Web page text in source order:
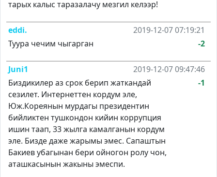
тарых калыс таразалачу мезгил келээр!
eddi.
2019-12-07 07:19:21
Туура чечим чыгарган
-2
Juni1
2019-12-07 09:47:46
Биздикилер аз срок берип жаткандай
сезилет. Интернеттен кордум эле,
Юж.Кореянын мурдагы президентин
бийликтен тушкондон кийин коррупция
ишин таап, 33 жылга камалганын кордум
эле. Бизде даже жарымы эмес. Сапаштын
Бакиев убагынан бери ойногон ролу чон,
аташкасынын жакыны эмеспи.
-1